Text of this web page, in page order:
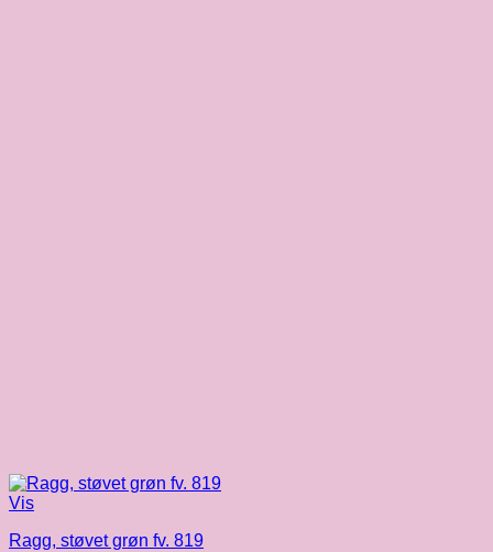
Vis
Ragg, støvet grøn fv. 819